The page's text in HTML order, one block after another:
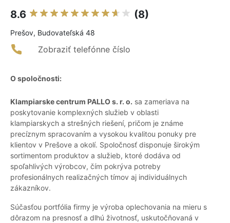
8.6 (8)
Prešov, Budovateľská 48
Zobraziť telefónne číslo
O spoločnosti:
Klampiarske centrum PALLO s. r. o. sa zameriava na
poskytovanie komplexných služieb v oblasti
klampiarskych a strešných riešení, pričom je známe
precíznym spracovaním a vysokou kvalitou ponuky pre
klientov v Prešove a okolí. Spoločnosť disponuje širokým
sortimentom produktov a služieb, ktoré dodáva od
spoľahlivých výrobcov, čím pokrýva potreby
profesionálnych realizačných tímov aj individuálnych
zákazníkov.
Súčasťou portfólia firmy je výroba oplechovania na mieru s
dôrazom na presnosť a dlhú životnosť, uskutočňovaná v